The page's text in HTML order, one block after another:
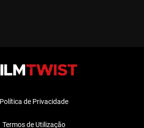
Política de Privacidade
Termos de Utilização